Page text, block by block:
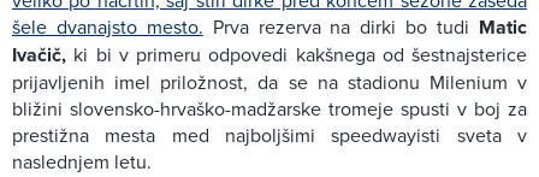
šele dvanajsto mesto. Prva rezerva na dirki bo tudi Matic
Ivačič, ki bi v primeru odpovedi kakšnega od šestnajsterice
prijavljenih imel priložnost, da se na stadionu Milenium v
bližini slovensko-hrvaško-madžarske tromeje spusti v boj za
prestižna mesta med najboljšimi speedwayisti sveta v
naslednjem letu.